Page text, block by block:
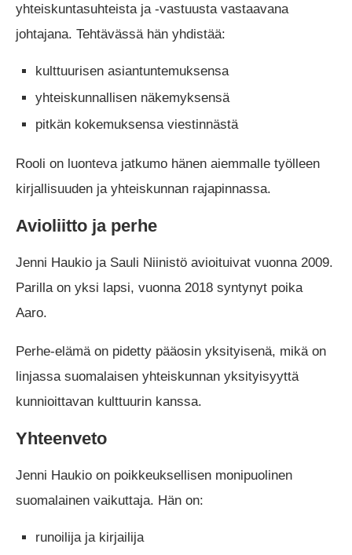
yhteiskuntasuhteista ja -vastuusta vastaavana
johtajana. Tehtävässä hän yhdistää:
kulttuurisen asiantuntemuksensa
yhteiskunnallisen näkemyksensä
pitkän kokemuksensa viestinnästä
Rooli on luonteva jatkumo hänen aiemmalle työlleen
kirjallisuuden ja yhteiskunnan rajapinnassa.
Avioliitto ja perhe
Jenni Haukio ja Sauli Niinistö avioituivat vuonna 2009.
Parilla on yksi lapsi, vuonna 2018 syntynyt poika
Aaro.
Perhe-elämä on pidetty pääosin yksityisenä, mikä on
linjassa suomalaisen yhteiskunnan yksityisyyttä
kunnioittavan kulttuurin kanssa.
Yhteenveto
Jenni Haukio on poikkeuksellisen monipuolinen
suomalainen vaikuttaja. Hän on:
runoilija ja kirjailija